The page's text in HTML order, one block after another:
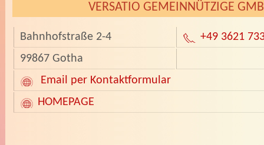
VERSATIO GEMEINNÜTZIGE
Bahnhofstraße 2-4
+49 3621
99867 Gotha
Email per Kontaktformular
HOMEPAGE